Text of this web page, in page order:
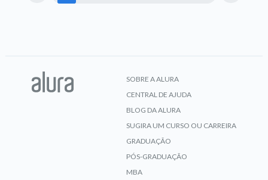
SOBRE A ALURA
CENTRAL DE AJUDA
BLOG DA ALURA
SUGIRA UM CURSO OU CARREIRA
GRADUAÇÃO
PÓS-GRADUAÇÃO
MBA